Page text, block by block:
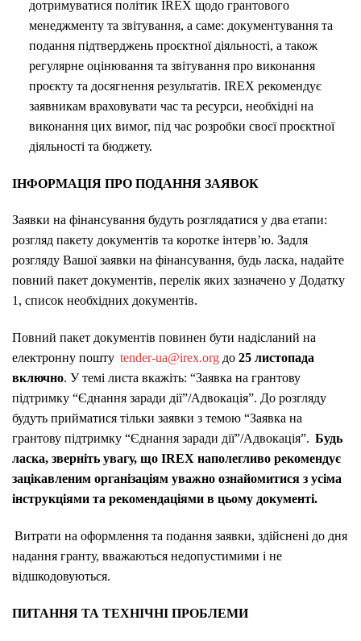
дотримуватися політик IREX щодо грантового
менеджменту та звітування, а саме: документування та
подання підтверджень проєктної діяльності, а також
регулярне оцінювання та звітування про виконання
проєкту та досягнення результатів. IREX рекомендує
заявникам враховувати час та ресурси, необхідні на
виконання цих вимог, під час розробки своєї проєктної
діяльності та бюджету.
ІНФОРМАЦІЯ ПРО ПОДАННЯ ЗАЯВОК
Заявки на фінансування будуть розглядатися у два етапи:
розгляд пакету документів та коротке інтерв’ю. Задля
розгляду Вашої заявки на фінансування, будь ласка, надайте
повний пакет документів, перелік яких зазначено у Додатку
1, список необхідних документів.
Повний пакет документів повинен бути надісланий на
електронну пошту tender-ua@irex.org до 25 листопада
включно. У темі листа вкажіть: “Заявка на грантову
підтримку “Єднання заради дії”/Адвокація”. До розгляду
будуть прийматися тільки заявки з темою “Заявка на
грантову підтримку “Єднання заради дії”/Адвокація”. Будь
ласка, зверніть увагу, що IREX наполегливо рекомендує
зацікавленим організаціям уважно ознайомитися з усіма
інструкціями та рекомендаціями в цьому документі.
Витрати на оформлення та подання заявки, здійснені до дня
надання гранту, вважаються недопустимими і не
відшкодовуються.
ПИТАННЯ ТА ТЕХНІЧНІ ПРОБЛЕМИ